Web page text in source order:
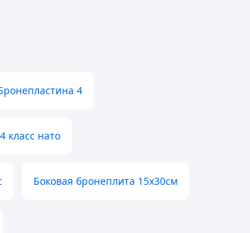
4
класс нато
Боковая бронеплита 15х30см